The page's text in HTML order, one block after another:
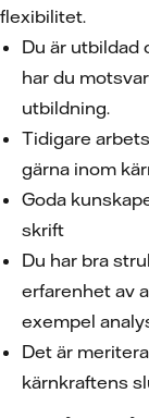
flexibilitet.
Du är utbildad
har du
utbildning.
Tidigare
gärna inom
Goda
skrift
Du har bra
erfarenhet av
exempel
Det är
kärnkraftens